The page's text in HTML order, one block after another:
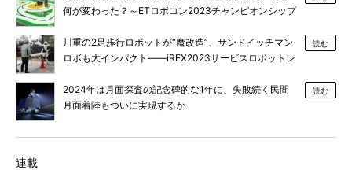
何が変わった？～ETロボコン2023チャンピオンシップ
川重の2足歩行ロボットが“魔改造”、サンドイッチマン
ロボも大インパクト――iREX2023サービスロボットレ
読む
2024年は月面探査の記念碑的な1年に、失敗続く民間
月面着陸もついに実現するか
読む
連載